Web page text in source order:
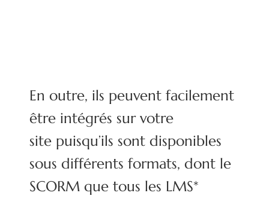
En outre, ils peuvent facilement
être intégrés sur votre
site puisqu’ils sont disponibles
sous différents formats, dont le
SCORM que tous les LMS*